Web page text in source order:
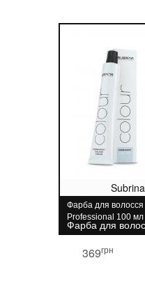
Фарба для
Professional 100 мл
Фарба для
369грн